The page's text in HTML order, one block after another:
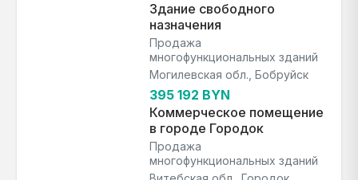
Здание свободного
назначения
Продажа
многофункциональных зданий
Могилевская обл., Бобруйск
395 192 BYN
Коммерческое помещение
в городе Городок
Продажа
многофункциональных зданий